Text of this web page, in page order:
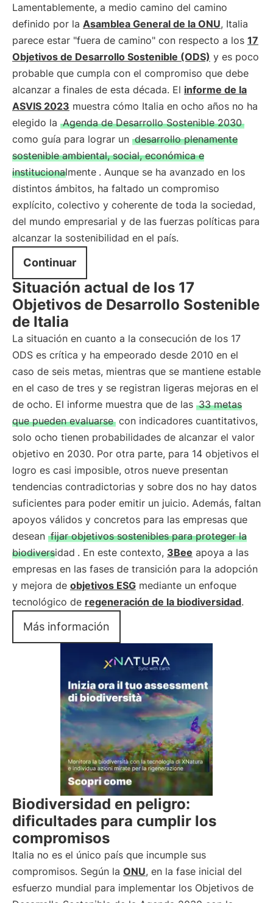
Lamentablemente, a medio camino del camino
definido por la Asamblea General de la ONU, Italia
parece estar "fuera de camino" con respecto a los 17
Objetivos de Desarrollo Sostenible (ODS) y es poco
probable que cumpla con el compromiso que debe
alcanzar a finales de esta década. El informe de la
ASVIS 2023 muestra cómo Italia en ocho años no ha
elegido la Agenda de Desarrollo Sostenible 2030
como guía para lograr un desarrollo plenamente
sostenible ambiental, social, económica e
institucionalmente . Aunque se ha avanzado en los
distintos ámbitos, ha faltado un compromiso
explícito, colectivo y coherente de toda la sociedad,
del mundo empresarial y de las fuerzas políticas para
alcanzar la sostenibilidad en el país.
Continuar
Situación actual de los 17
Objetivos de Desarrollo Sostenible
de Italia
La situación en cuanto a la consecución de los 17
ODS es crítica y ha empeorado desde 2010 en el
caso de seis metas, mientras que se mantiene estable
en el caso de tres y se registran ligeras mejoras en el
de ocho. El informe muestra que de las 33 metas
que pueden evaluarse con indicadores cuantitativos,
solo ocho tienen probabilidades de alcanzar el valor
objetivo en 2030. Por otra parte, para 14 objetivos el
logro es casi imposible, otros nueve presentan
tendencias contradictorias y sobre dos no hay datos
suficientes para poder emitir un juicio. Además, faltan
apoyos válidos y concretos para las empresas que
desean fijar objetivos sostenibles para proteger la
biodiversidad . En este contexto, 3Bee apoya a las
empresas en las fases de transición para la adopción
y mejora de objetivos ESG mediante un enfoque
tecnológico de regeneración de la biodiversidad.
Más información
Biodiversidad en peligro:
dificultades para cumplir los
compromisos
Italia no es el único país que incumple sus
compromisos. Según la ONU, en la fase inicial del
esfuerzo mundial para implementar los Objetivos de